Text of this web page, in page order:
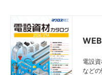
電設
など